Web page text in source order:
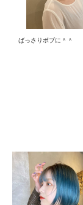
ばっさりボブに＾＾